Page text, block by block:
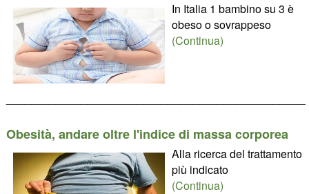
In Italia 1 bambino su 3 è
obeso o sovrappeso
(Continua)
Obesità, andare oltre l'indice di massa corporea
Alla ricerca del trattamento
più indicato
(Continua)